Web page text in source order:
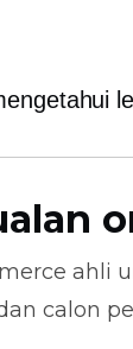
ahli
calon